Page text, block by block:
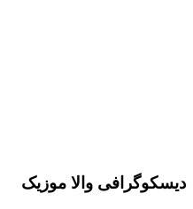
دیسکوگرافی والا موزیک